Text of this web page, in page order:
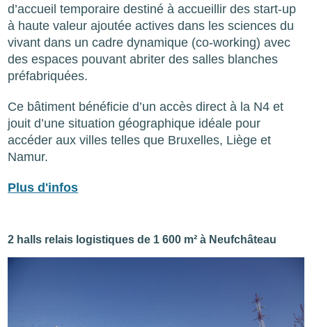
d’accueil temporaire destiné à accueillir des start-up
à haute valeur ajoutée actives dans les sciences du
vivant dans un cadre dynamique (co-working) avec
des espaces pouvant abriter des salles blanches
préfabriquées.
Ce bâtiment bénéficie d’un accès direct à la N4 et
jouit d’une situation géographique idéale pour
accéder aux villes telles que Bruxelles, Liège et
Namur.
Plus d'infos
2 halls relais logistiques de 1 600 m² à Neufchâteau